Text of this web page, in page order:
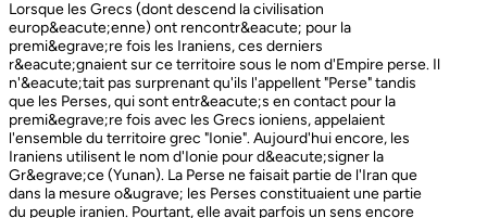
Lorsque les Grecs (dont descend la civilisation europ&eacute;enne) ont rencontr&eacute; pour la premi&egrave;re fois les Iraniens, ces derniers r&eacute;gnaient sur ce territoire sous le nom d'Empire perse. Il n'&eacute;tait pas surprenant qu'ils l'appellent "Perse" tandis que les Perses, qui sont entr&eacute;s en contact pour la premi&egrave;re fois avec les Grecs ioniens, appelaient l'ensemble du territoire grec "Ionie". Aujourd'hui encore, les Iraniens utilisent le nom d'Ionie pour d&eacute;signer la Gr&egrave;ce (Yunan). La Perse ne faisait partie de l'Iran que dans la mesure o&ugrave; les Perses constituaient une partie du peuple iranien. Pourtant, elle avait parfois un sens encore plus large que l'Iran, car ce que l'on appelait historiquement la Perse ou l'empire perse comprenait non seulement un territoire beaucoup plus vaste que l'Iran actuel, mais aussi des pays et des peuples non iraniens comme l'&Eacute;gypte. "Perse" est rest&eacute; le terme europ&eacute;en pour l'Iran jusqu'en 1935, date &agrave; laquelle le gouvernement iranien a insist&eacute; pour que tous les pays appellent officiellement le pays par ce dernier nom. Mais le terme "Perse" a surv&eacute;cu et, encore aujourd'hui, pour de nombreux Occidentaux, la "Perse" a une connotation historique et culturelle beaucoup plus large que celle v&eacute;hicul&eacute;e par le terme "Iran", qu'ils confondaient parfois avec l'Irak. Beaucoup ne savent plus que l'Iran et la Perse sont la m&ecirc;me chose, pensant que l'Iran est aussi un pays arabe ! L'Iran actuel fait partie du plateau iranien, beaucoup plus vaste, dont l'ensemble a parfois fait partie de l'empire perse. Le pays est vaste, plus grand que le Royaume-Uni, la France, l'Espagne et l'Allemagne r&eacute;unis. Il est accident&eacute; et aride et, &agrave; l'exception de deux r&eacute;gions de plaine, il est constitu&eacute; de montagnes et de d&eacute;serts. Il y a deux grandes rang&eacute;es de montagnes, l'Alborz au nord, qui s'&eacute;tend du Caucase au nord-ouest jusqu'au Khorasan &agrave; l'est, et le Zagros, qui s'&eacute;tend de l'ouest au sud-est. Les grands d&eacute;serts, Dasht-e-Kavir et Dasht-e-Lut, tous deux situ&eacute;s &agrave; l'est, sont pratiquement inhabitables. Les deux r&eacute;gions de plaine sont le littoral de la mer Caspienne, qui se trouve au-dessous du niveau de la mer, a un climat subtropical et est couvert de for&ecirc;ts tropicales, et la plaine du Khuzestan au sud-ouest, qui est une continuation des terres fertiles de la M&eacute;sopotamie et est arros&eacute;e par le seul grand fleuve d'Iran, le Karun. Ainsi, la terre est abondante mais l'eau est rare, contrairement &agrave; un pays comme la Hollande o&ugrave; la terre est rare mais l'eau abondante. La raret&eacute; de l'eau a jou&eacute; un r&ocirc;le majeur non seulement en influen&ccedil;ant la nature et les syst&egrave;mes de l'agriculture iranienne, mais aussi un certain nombre de facteurs sociologiques cl&eacute;s, y compris la cause et la nature des &Eacute;tats iraniens. L'&eacute;tendue des montagnes et du d&eacute;sert a naturellement divis&eacute; la population iranienne en groupes relativement isol&eacute;s. Mais l'aridit&eacute; a jou&eacute; un r&ocirc;le encore plus important &agrave; cet &eacute;gard, et ce au niveau des plus petites unit&eacute;s sociales. Dans la majeure partie du pays, l'agriculture et l'&eacute;levage du b&eacute;tail n'&eacute;taient possibles que l&agrave; o&ugrave; l'eau de pluie naturelle, un petit ruisseau, un canal d'eau souterrain, appel&eacute; Qanat, ou une combinaison de ces &eacute;l&eacute;ments fournissait l'approvisionnement minimal n&eacute;cessaire en eau. Le Qanat ou Kariz est un d&eacute;veloppement ing&eacute;nieux des temps anciens, qui remonte &agrave; bien avant la fondation de l'empire perse. &Agrave; partir d'une nappe phr&eacute;atique existante dans les hautes terres, un tunnel est creus&eacute; sous le sol, en pente descendante vers les basses terres (pr&egrave;s des fermes environnantes) o&ugrave; il remonte &agrave; la surface. L'eau qui s'&eacute;coule de la source par gravit&eacute; est ensuite distribu&eacute;e par d'&eacute;troits canaux l&agrave; o&ugrave; elle est n&eacute;cessaire pour l'irrigation et d'autres usages. Le peuple iranien &Agrave; l'origine, les Iraniens &eacute;taient plus une ethnie qu'une nation et les perses se comptaient comme un groupe parmi un bon nombre des Iraniens. A part le pays qui s'appelle aujourd'hui l'Iran, l'Afghanistan et le Tadjikistan appartiennent &eacute;galement &agrave; un territoire iranien plus large dans leurs concepts historiques et culturels. En plus la domaine culturelle iranienne d&eacute;passe encore plus loin que la fronti&egrave;re de l&rsquo;ensemble de ces trois pays et s'&eacute;tendant jusqu&rsquo;au cot&eacute; nordique de l'Inde, l'Ouzb&eacute;kistan, le Turkm&eacute;nistan, le Caucase et l'Anatolie : Aujourd&rsquo;hui , c&rsquo;est ce que l&rsquo;on appelle &lsquo;&rsquo; Monde Persan&rsquo;&rsquo; La langue persane est une des langues iraniennes, alors qu&rsquo;il en existe d'autres vari&eacute;t&eacute;s dont le kurde et le pashto. En Iran, certaines langues locales sont encore parl&eacute;es en tant que des langues vivantes tandis que d&rsquo;autre langues r&eacute;gionales que l&rsquo;iranienne sont &eacute;galement parl&eacute;s en Iran tels que le turc et l&rsquo;arabe. En plus, d'autres formats de la langue persane sont parl&eacute;es en Afghanistan et au Tadjikistan, si bien que les r&eacute;sidents dans ces trois pays arrivent &agrave; se comprendre lors de la conversation et de la communication litt&eacute;raire. Egalement d'autres dialectes persans sont parl&eacute;s en Iran. A vraie dire , n&rsquo;importe quel argument &agrave; propos de l&rsquo;histoire de l&rsquo;Iran, de son &eacute;conomie et de sa politique ne serait pas raisonnable sauf qu&rsquo;on puisse tenir en compte les nomades qui ont &eacute;tabli leurs royaume &agrave; partir de l&rsquo;&eacute;poque des Perses au Qajars qui r&eacute;gnaient jusuq&rsquo;aux20&egrave;me si&egrave;cle. Suit &agrave; la recherches des p&acirc;turages encore plus verts et des sols fertils, diff&eacute;rents &eacute;thnies comme le turques, sont partis vers les r&eacute;gions au nord, nord-est et l&rsquo;est de la Perse . Apr&egrave;s avoir s&rsquo;h&eacute;berger , ils fallait qu&rsquo;ils se pr&eacute;par&egrave;rent pour faire face aux &eacute;nemies etrang&egrave;res . La s&egrave;cheresse, l&rsquo;aridit&eacute; et la densit&eacute; de la population dan leurs propres r&eacute;gions fut la cause de l&rsquo;immigration vers la Perse. D&rsquo;autre part la manqu&eacute; de la pluie et l&rsquo;aridit&eacute; en Iran causait la miragartion des gens vers des r&eacute;gions plus verts : ils se d&eacute;pla&ccedil;aient tous les ann&eacute;es, pour aller vers les r&eacute;gions o&ugrave; il faisait agr&eacute;able pendant l&rsquo;hiver et des r&eacute;gions o&ugrave; le climat faisait moins chaud au cours de l&rsquo;&eacute;t&eacute;. En comparaison avec les les s&eacute;dentaires, les nomades ont des puissances militaires et ils sont plus dynamiques, et plus nombreux que les villageoises qu'ils attaquaient. Ces particularit&eacute;s permettent &agrave; une tribu ou &agrave; un ensemble de tribus de faire diriger les autres vers la formation d&rsquo;un &eacute;tat central : Ensuite il faisait les n&eacute;cessaires pour collecter directement ou via un moyen indirect, la totalit&eacute; des produits agricoles exc&eacute;dentaires pour fournir les affaires financi&egrave;res. Ainsi il devient un &eacute;tat central et capable &agrave; taille de contr&ocirc;ler, d'administrer et de d&eacute;fendre ses vastes territoires. La plupart des souverains iraniens se d&eacute;pla&ccedil;aient la plupart du temps et cette caract&eacute;ristique est racin&eacute; dans leurs origines et leurs esprits. Par exemple les Ach&eacute;m&eacute;nides dirigeaient leurs trois capitales et se d&eacute;pla&ccedil;aient entre : Suse, Pers&eacute;polis et Ecbatane et parfois quatre si on fait inclure la Babylon. D&egrave;s le d&eacute;but ; tous les gouvernements iraniens jusqu&rsquo;au 20&egrave;me si&egrave;cle, on &eacute;t&eacute; fond&eacute;s par des tribus nomades et apr&egrave;s avoir &ecirc;tre uni au sein du gouvernement , il fallait se pr&eacute;parer pour faire face aux d&eacute;fis comme l&rsquo;invasion des nomades dans le pays et ceux qui pourraient attaquer depuis des terres au-del&agrave; des fronti&egrave;res. D'une mani&egrave;re historique, l'Iran a &eacute;t&eacute; le carrefour entre l'Asie et l'Europe, l'Est et l'Ouest. Les personnes, les biens ainsi que les croyances, les normes et produits culturels y sont pass&eacute;s, g&eacute;n&eacute;ralement d'est en ouest, mais pas toujours. L'influence orientale &eacute;tait telle que beaucoup des anciens mythes et l&eacute;gendes iraniens provenaient des terres orientales de l'Iran, bien que l'islam et les Arabes soient venus de la direction oppos&eacute;e. Cette situation g&eacute;ographique particuli&egrave;re a donn&eacute; lieu &agrave; ce que l'on peut appeler &laquo; l'effet carrefour &raquo;, &agrave; la fois d&eacute;stabilisant et enrichissant le pays ; rendant ses habitants hospitaliers et amicaux envers les &eacute;trangers et aussi tr&egrave;s conscients de leur particularit&eacute;. L'une des cons&eacute;quences de l'effet de carrefour est le fait que l'Iran est maintenant peupl&eacute; d&rsquo;une vari&eacute;t&eacute; de communaut&eacute;s ethniques et linguistiques incluant ceux dont la langue maternelle est le persan, ainsi que les Kurdes, les Turcs, les Arabes, les Baloutches, etc. On rencontre les Turcophones dans la r&eacute;gion Nord-ouest de l'Azerba&iuml;djan, aujourd'hui divis&eacute;e en plusieurs provinces, &agrave; la fronti&egrave;re de la Turquie et du Caucase. D'autres peuples turcophones, comme les Turkm&egrave;nes du Centre-nord-est et les tribus turcophones comm